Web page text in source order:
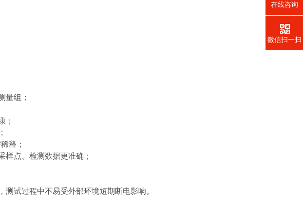
量组；
；
释；
样点、检测数据更准确；
试过程中不易受外部环境短期断电影响。
在线咨询
微信扫一扫